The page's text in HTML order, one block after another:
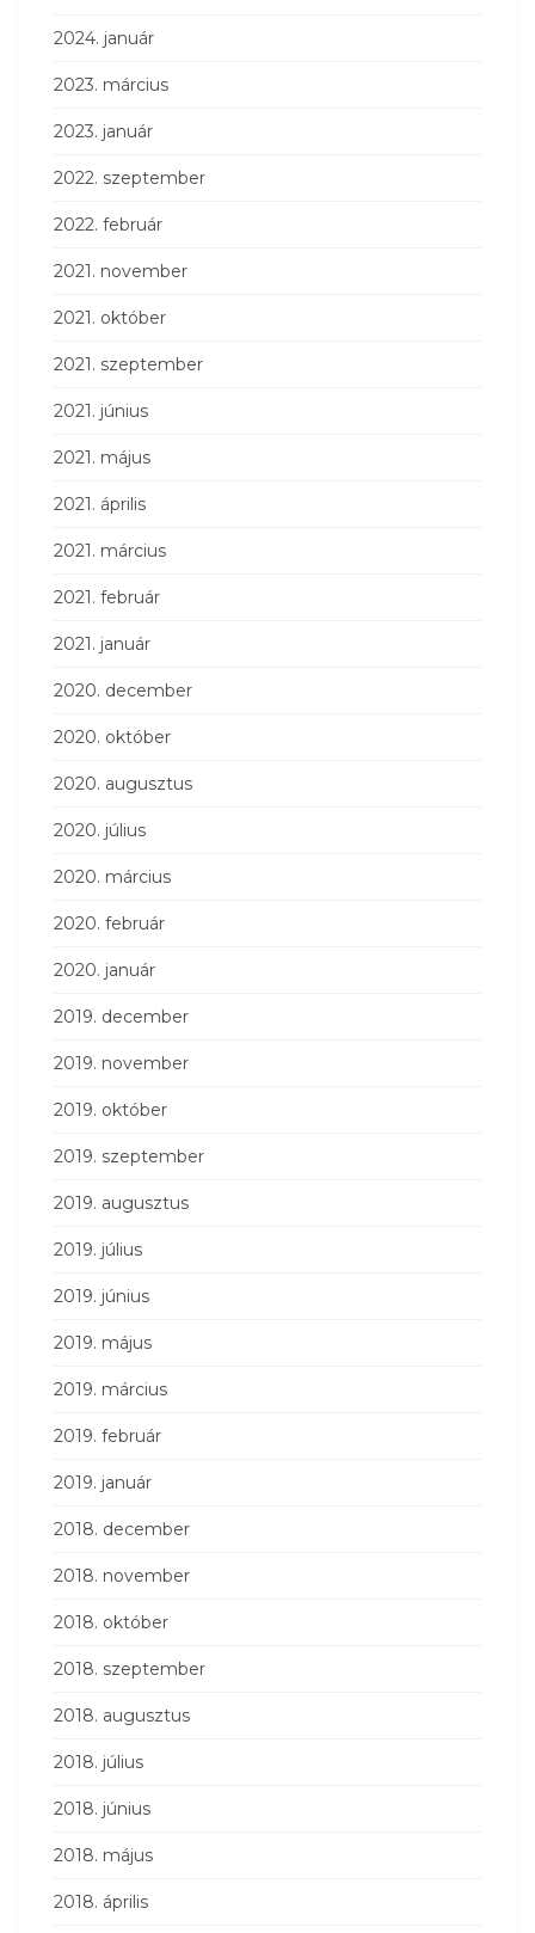
2024. január
2023. március
2023. január
2022. szeptember
2022. február
2021. november
2021. október
2021. szeptember
2021. június
2021. május
2021. április
2021. március
2021. február
2021. január
2020. december
2020. október
2020. augusztus
2020. július
2020. március
2020. február
2020. január
2019. december
2019. november
2019. október
2019. szeptember
2019. augusztus
2019. július
2019. június
2019. május
2019. március
2019. február
2019. január
2018. december
2018. november
2018. október
2018. szeptember
2018. augusztus
2018. július
2018. június
2018. május
2018. április